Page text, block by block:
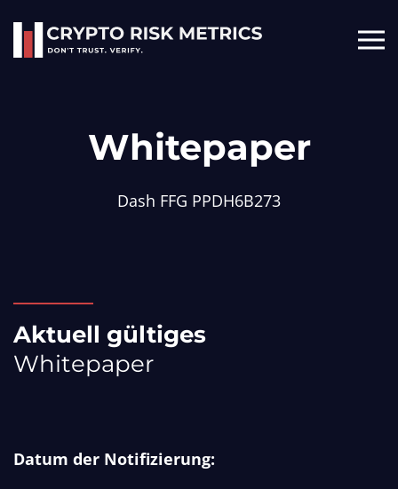
Skip to main content
Whitepaper
Dash FFG PPDH6B273
Aktuell gültiges
Whitepaper
Datum der Notifizierung: